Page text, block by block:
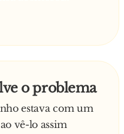
o problema
estava com um
vê-lo assim